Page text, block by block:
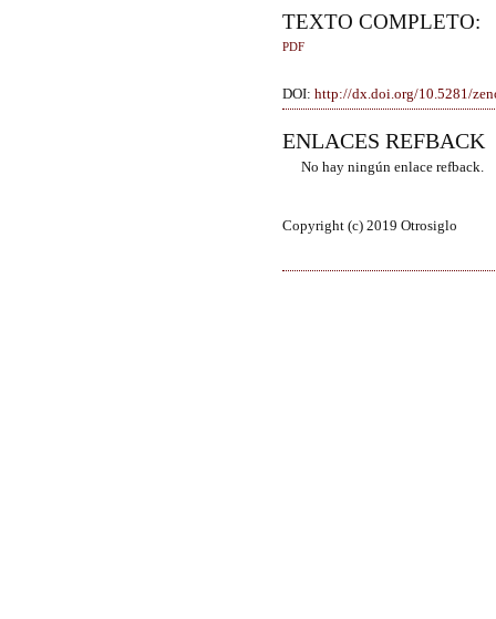
TEXTO COMPLETO:
PDF
DOI: http://dx.doi.org/10.5281/
ENLACES REFBACK
No hay ningún enlace refback.
Copyright (c) 2019 Otrosiglo